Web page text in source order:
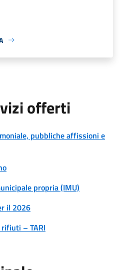
offerti
pubbliche affissioni e
propria (IMU)
il 2026
– TARI